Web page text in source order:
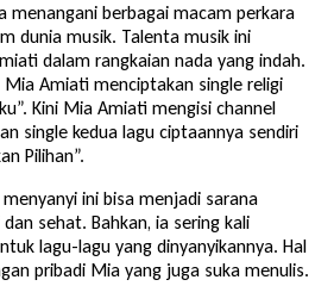
menangani berbagai macam perkara
dunia musik. Talenta musik ini
dalam rangkaian nada yang indah.
Mia Amiati menciptakan single religi
Kini Mia Amiati mengisi channel
single kedua lagu ciptaannya sendiri
Pilihan”.
ini bisa menjadi sarana
sehat. Bahkan, ia sering kali
lagu-lagu yang dinyanyikannya. Hal
pribadi Mia yang juga suka menulis.